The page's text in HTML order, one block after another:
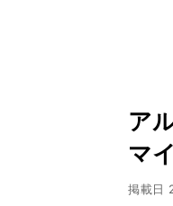
ア
マ
掲載日